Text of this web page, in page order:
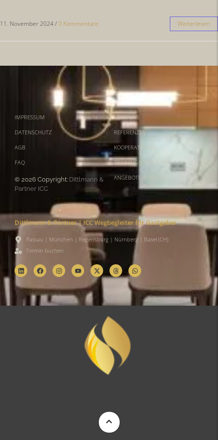
11. November 2024/0 Kommentare Weiterlesen
IMPRESSUM
DATENSCHUTZ
AGB
FAQ
© 2026 Copyright: Dittlmann &
Partner ICC
ÜBER UNS
REFERENZEN
KOOPERATIONEN
TRAININGSPROGRAMM
ANGEBOTE & PREISE
Dittlmann & Partner | ICC Wegbegleiter für Gastgeber
Passau | München | Regensburg | Nürnberg | Basel (CH)
Termin buchen